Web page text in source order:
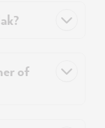
of